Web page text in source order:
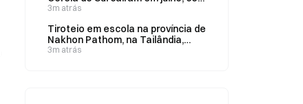
891 produtos registrando queda
3m atrás
Tiroteio em escola na província de
Nakhon Pathom, na Tailândia,
deixa 2 mortos e 20 feridos em 7
3m atrás